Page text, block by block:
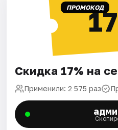
ПРОМОКОД
Скидка 17% на
Применили: 2 575 раз